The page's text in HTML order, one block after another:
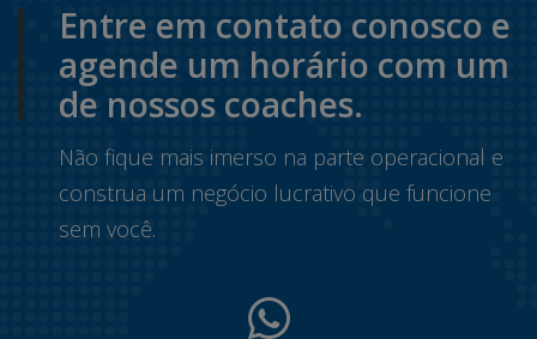
Entre em contato conosco e
agende um horário com um
de nossos coaches.
Não fique mais imerso na parte operacional e
construa um negócio lucrativo que funcione
sem você.